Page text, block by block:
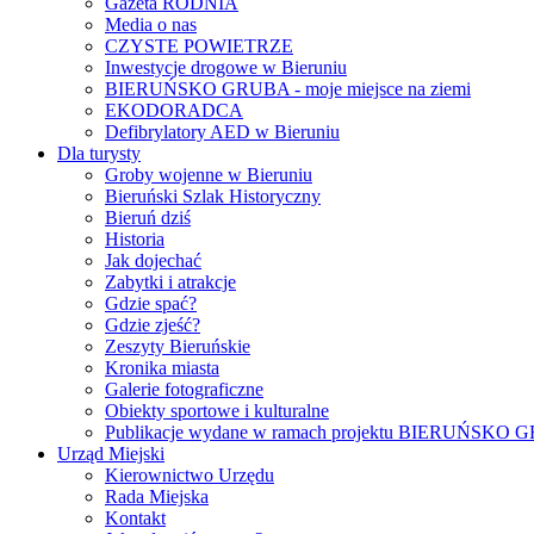
Media o nas
CZYSTE POWIETRZE
Inwestycje drogowe w Bieruniu
BIERUŃSKO GRUBA - moje miejsce na ziemi
EKODORADCA
Defibrylatory AED w Bieruniu
Dla turysty
Groby wojenne w Bieruniu
Bieruński Szlak Historyczny
Bieruń dziś
Historia
Jak dojechać
Zabytki i atrakcje
Gdzie spać?
Gdzie zjeść?
Zeszyty Bieruńskie
Kronika miasta
Galerie fotograficzne
Obiekty sportowe i kulturalne
Publikacje wydane w ramach projektu BIERUŃSKO
Urząd Miejski
Kierownictwo Urzędu
Rada Miejska
Kontakt